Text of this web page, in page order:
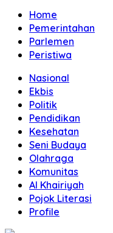
Home
Pemerintahan
Parlemen
Peristiwa
Nasional
Ekbis
Politik
Pendidikan
Kesehatan
Seni Budaya
Olahraga
Komunitas
Al Khairiyah
Pojok Literasi
Profile